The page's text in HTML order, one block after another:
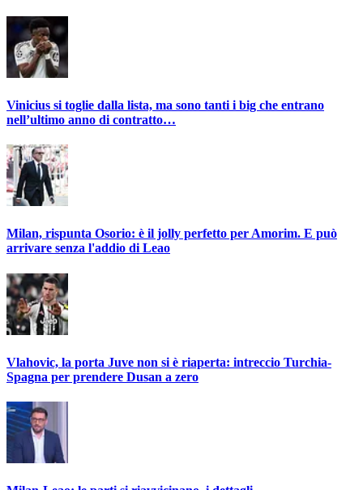
Vinicius si toglie dalla lista, ma sono tanti i big che entrano
nell’ultimo anno di contratto…
Milan, rispunta Osorio: è il jolly perfetto per Amorim. E può
arrivare senza l'addio di Leao
Vlahovic, la porta Juve non si è riaperta: intreccio Turchia-
Spagna per prendere Dusan a zero